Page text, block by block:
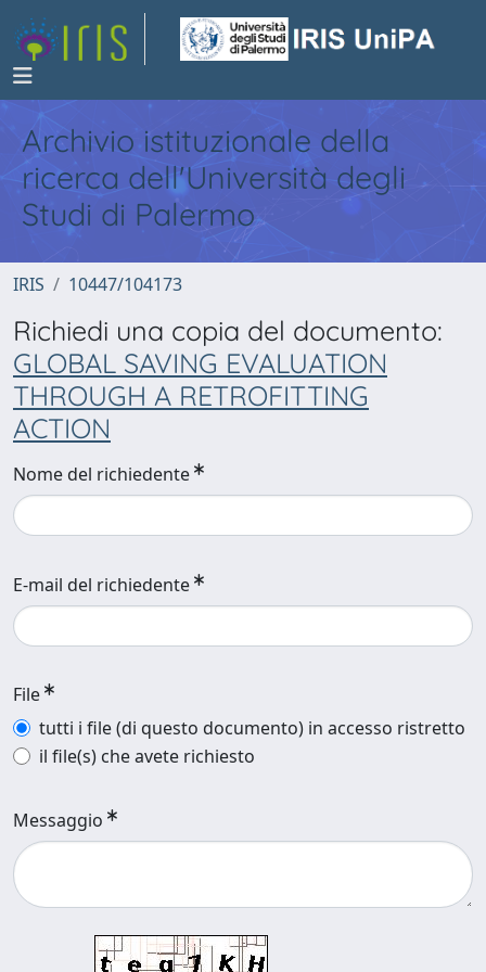
Archivio istituzionale della
ricerca dell'Università degli
Studi di Palermo
IRIS 10447/104173
Richiedi una copia del documento:
GLOBAL SAVING EVALUATION
THROUGH A RETROFITTING
ACTION
Nome del richiedente
E-mail del richiedente
File
tutti i file (di questo documento) in accesso ristretto
il file(s) che avete richiesto
Messaggio